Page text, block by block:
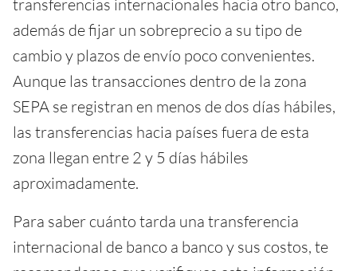
transferencias internacionales hacia otro banco,
además de fijar un sobreprecio a su tipo de
cambio y plazos de envío poco convenientes.
Aunque las transacciones dentro de la zona
SEPA se registran en menos de dos días hábiles,
las transferencias hacia países fuera de esta
zona llegan entre 2 y 5 días hábiles
aproximadamente.
Para saber cuánto tarda una transferencia
internacional de banco a banco y sus costos, te